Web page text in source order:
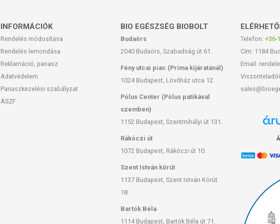
INFORMÁCIÓK
Rendelés módosítása
Rendelés lemondása
Reklamáció, panasz
Adatvédelem
Panaszkezelési szabályzat
ÁSZF
BIO EGÉSZSÉG BIOBOLT
Budaörs
2040 Budaörs, Szabadság út 61.
Fény utcai piac (Príma kijáratánál)
1024 Budapest, Lövőház utca 12.
Pólus Center (Pólus patikával
szemben)
1152 Budapest, Szentmihályi út 131.
Rákóczi út
1072 Budapest, Rákóczi út 10.
Szent István körút
1137 Budapest, Szent István Körút
18.
Bartók Béla
1114 Budapest, Bartók Béla út 71.
Telefon: +36-
Cím: 1184
Email:
Viszonteladói